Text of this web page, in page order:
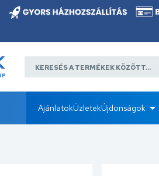
AjánlatokÜzletekÚjdonságok